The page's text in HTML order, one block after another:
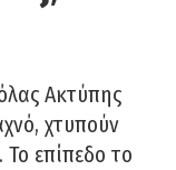
Ακτύπης
χτυπούν
επίπεδο το